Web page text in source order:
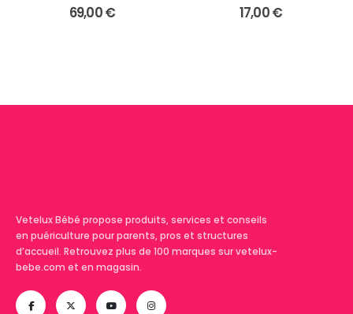
0sur 5
69,00€ 0sur 5
17,00€
Vetelux Bébé propose produits, services et conseils
en puériculture pour parents, pros et structures
d’accueil. Retrouvez plus de 100 marques sur vetelux-
bebe.com et en magasin.